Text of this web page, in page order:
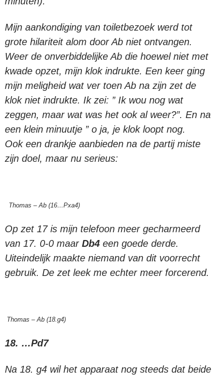
Mijn aankondiging van toiletbezoek werd tot
grote hilariteit alom door Ab niet ontvangen.
Weer de onverbiddelijke Ab die hoewel niet met
kwade opzet, mijn klok indrukte. Een keer ging
mijn meligheid wat ver toen Ab na zijn zet de
klok niet indrukte. Ik zei: ” Ik wou nog wat
zeggen, maar wat was het ook al weer?”. En na
een klein minuutje ” o ja, je klok loopt nog.
Ook een drankje aanbieden na de partij miste
zijn doel, maar nu serieus:
Thomas – Ab (16…Pxa4)
Op zet 17 is mijn telefoon meer gecharmeerd
van 17. 0-0 maar Db4 een goede derde.
Uiteindelijk maakte niemand van dit voorrecht
gebruik. De zet leek me echter meer forcerend.
Thomas – Ab (18.g4)
18. …Pd7
Na 18. g4 wil het apparaat nog steeds dat beide